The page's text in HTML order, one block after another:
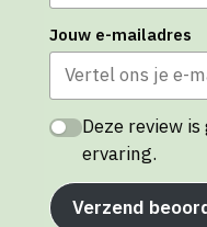
Jouw e-mailadres
Deze review
ervaring.
Verzend